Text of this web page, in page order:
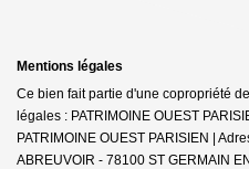
Mentions légales
Ce bien fait partie d'une copropriété
légales : PATRIMOINE OUEST
PATRIMOINE OUEST PARISIEN |
ABREUVOIR - 78100 ST GERMAIN